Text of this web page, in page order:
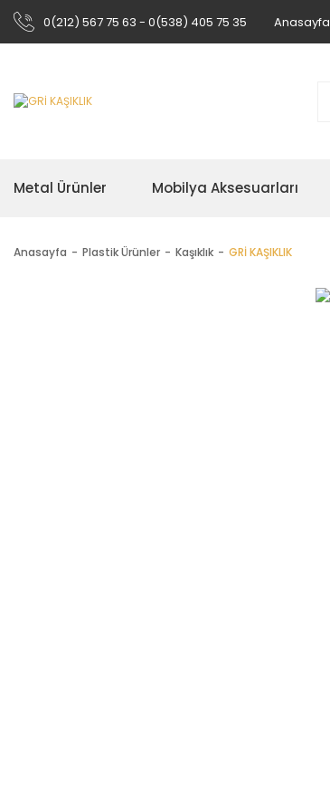
0(212) 567 75 63 - 0(538) 405 75 35 Anasayfa
Metal Ürünler Mobilya Aksesuarları
Anasayfa Plastik Ürünler Kaşıklık GRİ KAŞIKLIK